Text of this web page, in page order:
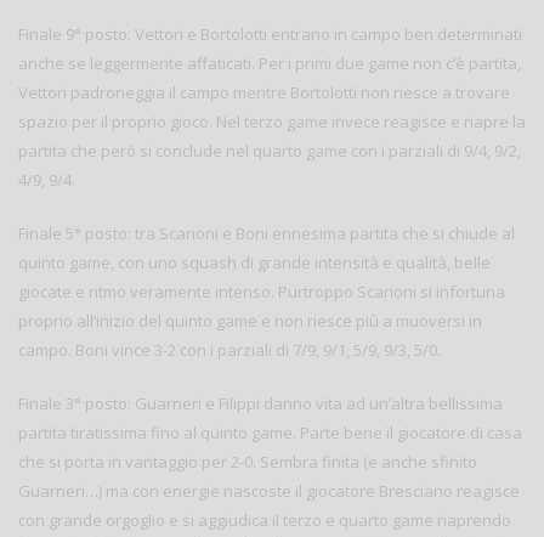
Finale 9° posto: Vettori e Bortolotti entrano in campo ben determinati
anche se leggermente affaticati. Per i primi due game non c’è partita,
Vettori padroneggia il campo mentre Bortolotti non riesce a trovare
spazio per il proprio gioco. Nel terzo game invece reagisce e riapre la
partita che però si conclude nel quarto game con i parziali di 9/4, 9/2,
4/9, 9/4.
Finale 5° posto: tra Scarioni e Boni ennesima partita che si chiude al
quinto game, con uno squash di grande intensità e qualità, belle
giocate e ritmo veramente intenso. Purtroppo Scarioni si infortuna
proprio all’inizio del quinto game e non riesce più a muoversi in
campo. Boni vince 3-2 con i parziali di 7/9, 9/1, 5/9, 9/3, 5/0.
Finale 3° posto: Guarneri e Filippi danno vita ad un’altra bellissima
partita tiratissima fino al quinto game. Parte bene il giocatore di casa
che si porta in vantaggio per 2-0. Sembra finita (e anche sfinito
Guarneri…) ma con energie nascoste il giocatore Bresciano reagisce
con grande orgoglio e si aggiudica il terzo e quarto game riaprendo